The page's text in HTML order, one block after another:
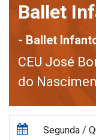
Ballet
- Ballet
CEU José
do
Segunda /